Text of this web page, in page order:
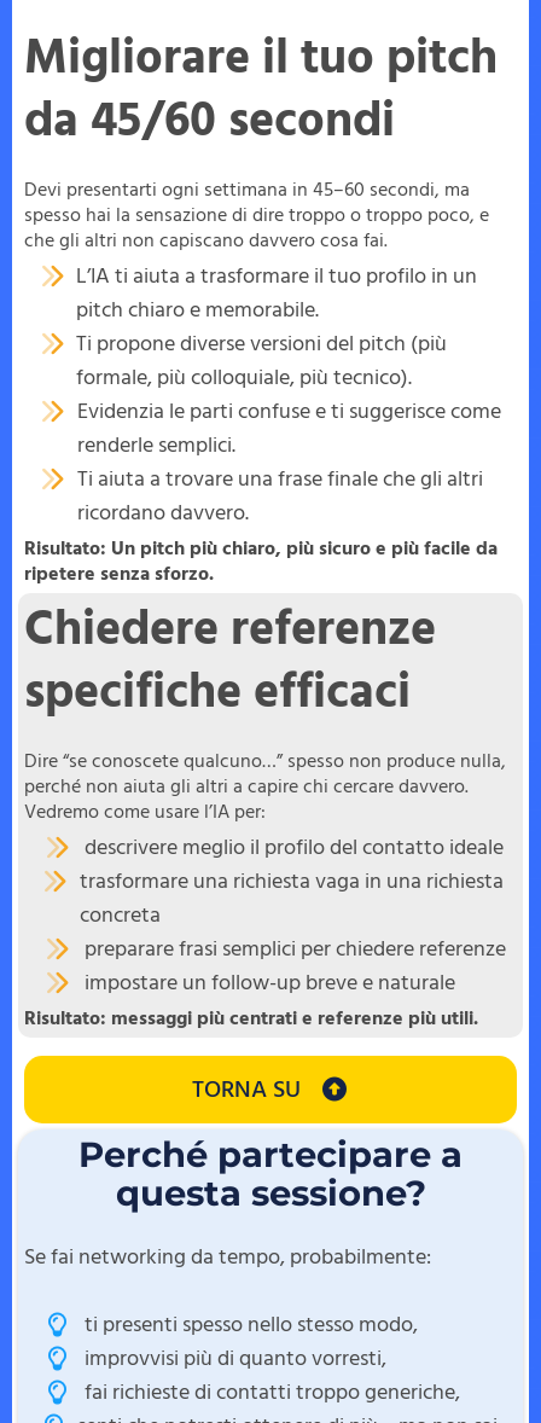
Migliorare il tuo pitch
da 45/60 secondi
Devi presentarti ogni settimana in 45–60 secondi, ma
spesso hai la sensazione di dire troppo o troppo poco, e
che gli altri non capiscano davvero cosa fai.
L’IA ti aiuta a trasformare il tuo profilo in un
pitch chiaro e memorabile.
Ti propone diverse versioni del pitch (più
formale, più colloquiale, più tecnico).
Evidenzia le parti confuse e ti suggerisce come
renderle semplici.
Ti aiuta a trovare una frase finale che gli altri
ricordano davvero.
Risultato: Un pitch più chiaro, più sicuro e più facile da
ripetere senza sforzo.
Chiedere referenze
specifiche efficaci
Dire “se conoscete qualcuno…” spesso non produce nulla,
perché non aiuta gli altri a capire chi cercare davvero.
Vedremo come usare l’IA per:
descrivere meglio il profilo del contatto ideale
trasformare una richiesta vaga in una richiesta
concreta
preparare frasi semplici per chiedere referenze
impostare un follow-up breve e naturale
Risultato: messaggi più centrati e referenze più utili.
TORNA SU
Perché partecipare a
questa sessione?
Se fai networking da tempo, probabilmente:
ti presenti spesso nello stesso modo,
improvvisi più di quanto vorresti,
fai richieste di contatti troppo generiche,